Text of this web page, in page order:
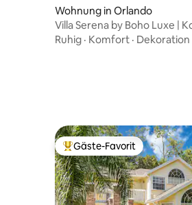
Wohnung in Orlando
Villa Serena by Boho Luxe |
Shuttle zu den Parks
Ruhig · Komfort · Dekoration
Beliebter Gäste-Favorit.
Gäste-Favorit